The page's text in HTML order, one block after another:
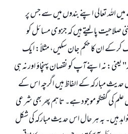
اللہ تعالی اپنے بندوں میں سے جس پر
صلاحیت پا لیتے ہیں کہ جزوی مسائل کو
کر کے ان کا حکم جان سکیں، مثلاً: ایک
یعنی: نہ اپنے آپ کو نقصان پہنچاؤ اور نہ ہی
مبارکہ کے الفاظ ہیں اگرچہ اس کے
کی گفتگو موجود ہے۔ تاہم پھر بھی شرعی
ہیں۔ بہ ہر حال اس حدیث مبارکہ کی شکل